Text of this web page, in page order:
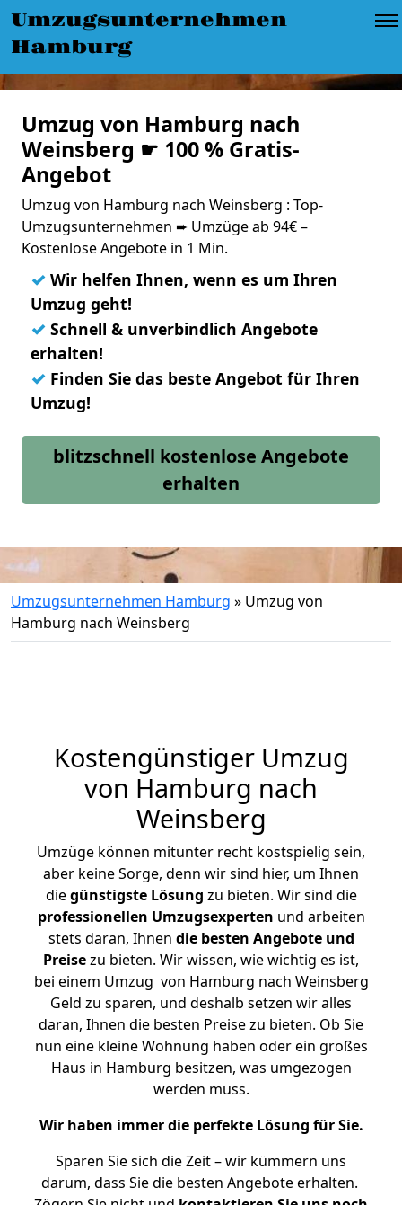
Umzugsunternehmen
Hamburg
Umzug von Hamburg nach
Weinsberg ☛ 100 % Gratis-
Angebot
Umzug von Hamburg nach Weinsberg : Top-
Umzugsunternehmen ➨ Umzüge ab 94€ –
Kostenlose Angebote in 1 Min.
✓ Wir helfen Ihnen, wenn es um Ihren
Umzug geht!
✓ Schnell & unverbindlich Angebote
erhalten!
✓ Finden Sie das beste Angebot für Ihren
Umzug!
blitzschnell kostenlose Angebote
erhalten
Umzugsunternehmen Hamburg » Umzug von
Hamburg nach Weinsberg
Kostengünstiger Umzug
von Hamburg nach
Weinsberg
Umzüge können mitunter recht kostspielig sein,
aber keine Sorge, denn wir sind hier, um Ihnen
diegünstigste Lösung zu bieten. Wir sind die
professionellen Umzugsexperten und arbeiten
stets daran, Ihnen die besten Angebote und
Preisezu bieten. Wir wissen, wie wichtig es ist,
bei einem Umzug von Hamburg nach Weinsberg
Geld zu sparen, und deshalb setzen wir alles
daran, Ihnen die besten Preise zu bieten. Ob Sie
nun eine kleine Wohnung haben oder ein großes
Haus in Hamburg besitzen, was umgezogen
werden muss.
Wir haben immer die perfekte Lösung für Sie.
Sparen Sie sich die Zeit – wir kümmern uns
darum, dass Sie die besten Angebote erhalten.